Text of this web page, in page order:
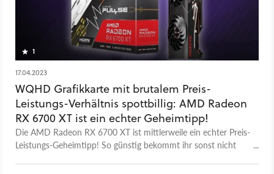
1
17.04.2023
WQHD Grafikkarte mit brutalem Preis-
Leistungs-Verhältnis spottbillig: AMD Radeon
RX 6700 XT ist ein echter Geheimtipp!
Die AMD Radeon RX 6700 XT ist mittlerweile ein echter Preis-
Leistungs-Geheimtipp! So günstig bekommt ihr sonst nicht